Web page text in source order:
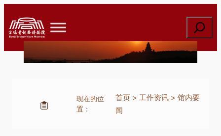
至
内
索
现在的位
置：
首页> 工作资讯> 馆内要
闻